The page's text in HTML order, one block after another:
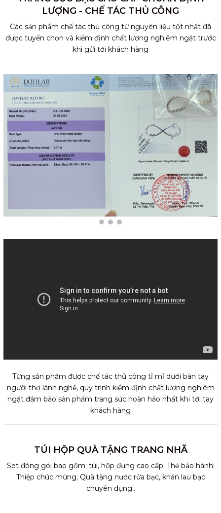
LƯỢNG - CHẾ TÁC THỦ CÔNG
Các sản phẩm chế tác thủ công từ nguyên liệu tốt nhất đã
được tuyển chọn và kiểm định chất lượng nghiêm ngặt trước
khi gửi tới khách hàng
Từng sản phẩm được chế tác thủ công tỉ mỉ dưới bàn tay
người thợ lành nghề, quy trình kiểm định chất lượng nghiêm
ngặt đảm bảo sản phẩm trang sức hoàn hảo nhất khi tới tay
khách hàng
TÚI HỘP QUÀ TẶNG TRANG NHÃ
Set đóng gói bao gồm: túi, hộp đựng cao cấp; Thẻ bảo hành;
Thiệp chúc mừng; Quà tặng nước rửa bạc, khăn lau bạc
chuyên dụng..